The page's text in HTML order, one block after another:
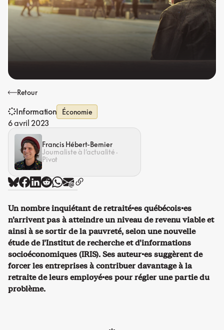
Retour
Information Économie
6 avril 2023
Francis Hébert-Bernier
Journaliste à l’actualité ·
Pivot
Un nombre inquiétant de retraité·es québécois·es
n’arrivent pas à atteindre un niveau de revenu viable et
ainsi à se sortir de la pauvreté, selon une nouvelle
étude de l’Institut de recherche et d’informations
socioéconomiques (IRIS). Ses auteur·es suggèrent de
forcer les entreprises à contribuer davantage à la
retraite de leurs employé·es pour régler une partie du
problème.